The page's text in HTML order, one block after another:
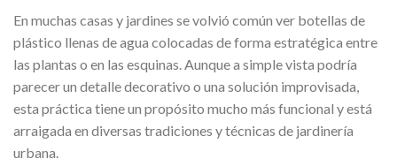
En muchas casas y jardines se volvió común ver botellas de
plástico llenas de agua colocadas de forma estratégica entre
las plantas o en las esquinas. Aunque a simple vista podría
parecer un detalle decorativo o una solución improvisada,
esta práctica tiene un propósito mucho más funcional y está
arraigada en diversas tradiciones y técnicas de jardinería
urbana.